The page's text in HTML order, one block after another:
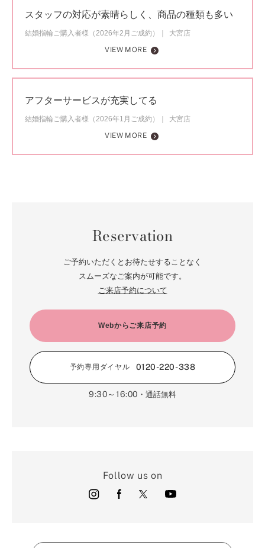
スタッフの対応が素晴らしく、商品の種類も多い
結婚指輪ご購入者様（2026年2月ご成約）
大宮店
VIEW MORE
アフターサービスが充実してる
結婚指輪ご購入者様（2026年1月ご成約）
大宮店
VIEW MORE
Reservation
ご予約いただくとお待たせすることなく
スムーズなご案内が可能です。
ご来店予約について
Webからご来店予約
予約専用ダイヤル 0120-220-338
9:30～16:00 ・通話無料
Follow us on